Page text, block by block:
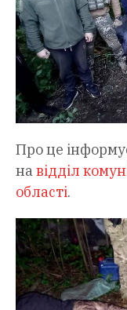
Про це
навідділ
області.